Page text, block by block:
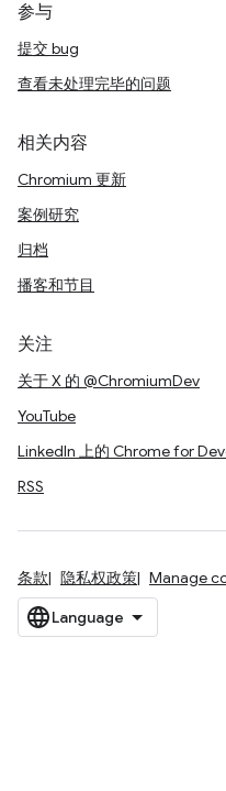
参与
提交 bug
查看未处理完毕的问题
相关内容
Chromium 更新
案例研究
归档
播客和节目
关注
关于 X 的 @ChromiumDev
YouTube
LinkedIn 上的 Chrome for
RSS
条款 隐私权政策 Manage